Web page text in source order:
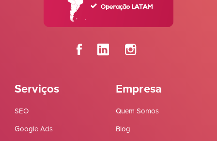
Serviços
SEO
Google Ads
Empresa
Quem Somos
Blog